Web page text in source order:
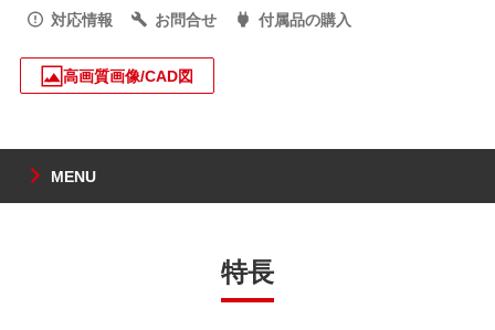
対応情報
お問合せ 付属品の購入
高画質画像/CAD図
MENU
特長